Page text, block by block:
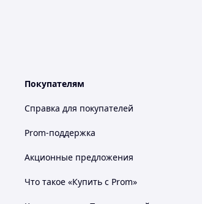
Покупателям
Справка для покупателей
Prom-поддержка
Акционные предложения
Что такое «Купить с Prom»